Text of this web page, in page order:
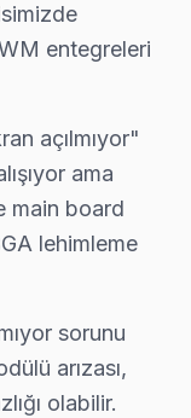
önce ücretsiz
Fiyat Listesi
tam güven verir.
– ₺8.000
– ₺900
entegreleri
açılmıyor"
ama
main board
lehimleme
sorunu
arızası,
olabilir.